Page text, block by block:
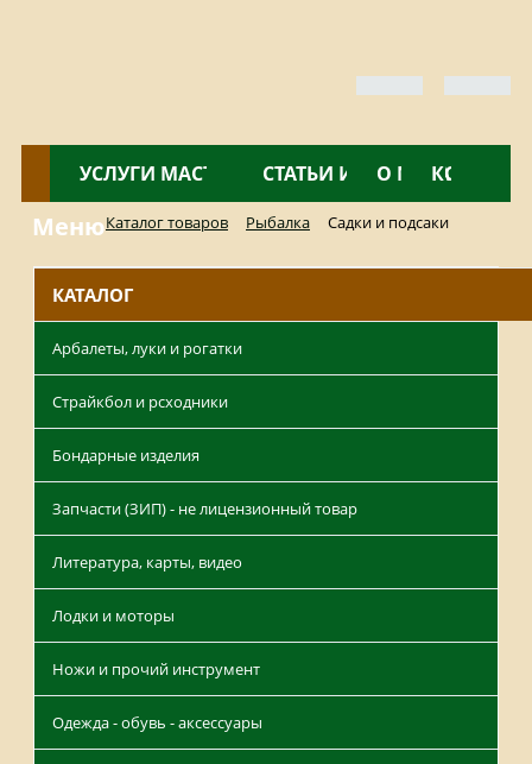
КАТАЛОГ
УСЛУГИ МАСТЕРСКОЙНОВОСТИ
СТАТЬИ И ОБЗОРЫ
О МАГАЗИНЕ
МенюКаталог товаров Рыбалка Садки и подсаки
КАТАЛОГ
Арбалеты, луки и рогатки
Страйкбол и рсходники
Бондарные изделия
Запчасти (ЗИП) - не лицензионный товар
Литература, карты, видео
Лодки и моторы
Ножи и прочий инструмент
Одежда - обувь - аксессуары